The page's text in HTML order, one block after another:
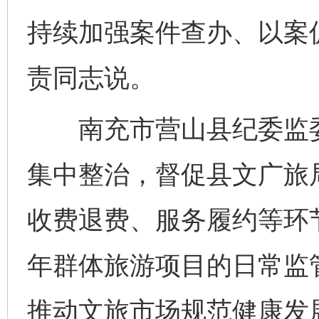
持续加强案件查办、以案
责同志说。
南充市营山县纪委监
集中整治，督促县文广
收费退费、服务履约等
年群体旅游项目的日常
推动文旅市场规范健康发